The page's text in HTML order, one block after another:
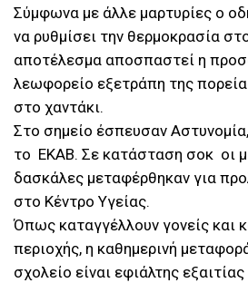
Σύμφωνα με άλλε μαρτυρίες ο
να ρυθμίσει την θερμοκρασία
αποτέλεσμα αποσπαστεί η
λεωφορείο εξετράπη της
στο χαντάκι.
Στο σημείο έσπευσαν
το ΕΚΑΒ. Σε κατάσταση σοκ οι
δασκάλες μεταφέρθηκαν για
στο Κέντρο Υγείας.
Όπως καταγγέλλουν γονείς και
περιοχής, η καθημερινή
σχολείο είναι εφιάλτης